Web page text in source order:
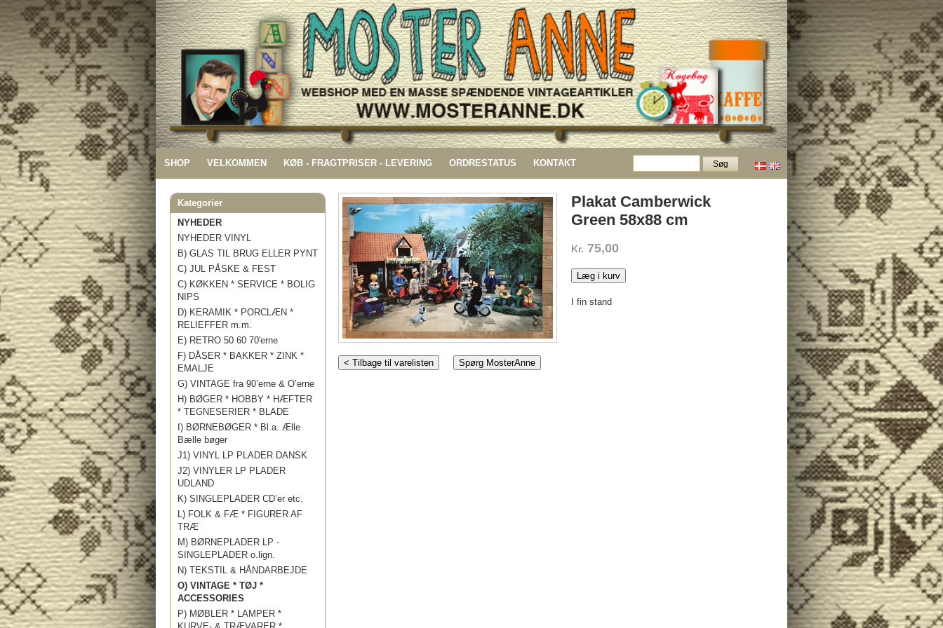
SHOP VELKOMMEN KØB - FRAGTPRISER - LEVERING ORDRESTATUS KONTAKT
Kategorier
NYHEDER
NYHEDER VINYL
B) GLAS TIL BRUG ELLER PYNT
C) JUL PÅSKE & FEST
C) KØKKEN * SERVICE * BOLIG
NIPS
D) KERAMIK * PORCLÆN *
RELIEFFER m.m.
E) RETRO 50 60 70'erne
F) DÅSER * BAKKER * ZINK *
EMALJE
G) VINTAGE fra 90’erne & O’erne
H) BØGER * HOBBY * HÆFTER
* TEGNESERIER * BLADE
I) BØRNEBØGER * Bl.a. Ælle
Bælle bøger
J1) VINYL LP PLADER DANSK
J2) VINYLER LP PLADER
UDLAND
K) SINGLEPLADER CD’er etc.
L) FOLK & FÆ * FIGURER AF
TRÆ
M) BØRNEPLADER LP -
SINGLEPLADER o.lign.
N) TEKSTIL & HÅNDARBEJDE
O) VINTAGE * TØJ *
ACCESSORIES
P) MØBLER * LAMPER *
Plakat Camberwick
Green 58x88 cm
Kr. 75,00
Læg i kurv
I fin stand
< Tilbage til varelisten Spørg MosterAnne